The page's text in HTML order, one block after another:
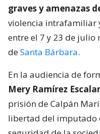
graves y amenazas
violencia intrafamiliar
entre el 7 y 23 de julio
deSanta Bárbara.
En la audiencia de
Mery Ramírez
prisión de Calpán
libertad del imputado